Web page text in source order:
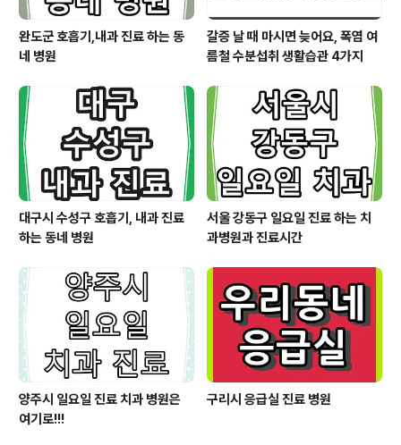
완도군 호흡기,내과 진료 하는 동
네 병원
갈증 날 때 마시면 늦어요, 폭염 여
름철 수분섭취 생활습관 4가지
대구시 수성구 호흡기, 내과 진료
하는 동네 병원
서울 강동구 일요일 진료 하는 치
과병원과 진료시간
양주시 일요일 진료 치과 병원은
여기로!!!
구리시 응급실 진료 병원